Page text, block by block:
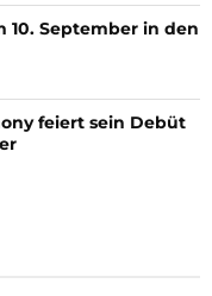
10. September in den
feiert sein Debüt